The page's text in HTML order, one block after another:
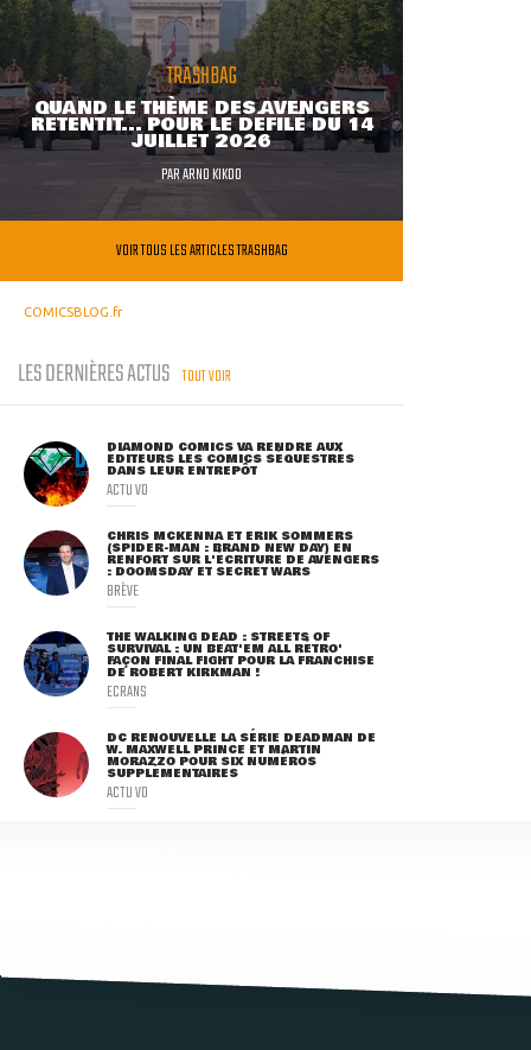
TRASHBAG
QUAND LE THÈME DES AVENGERS
RETENTIT... POUR LE DÉFILÉ DU 14
JUILLET 2026
PARARNO KIKOO
VOIR TOUS LES ARTICLES TRASHBAG
COMICSBLOG.fr
LES DERNIÈRES ACTUS TOUT VOIR
DIAMOND COMICS VA RENDRE AUX
ÉDITEURS LES COMICS SÉQUESTRÉS
DANS LEUR ENTREPÔT
ACTU VO
CHRIS MCKENNA ET ERIK SOMMERS
(SPIDER-MAN : BRAND NEW DAY) EN
RENFORT SUR L'ÉCRITURE DE AVENGERS
: DOOMSDAY ET SECRET WARS
BRÈVE
THE WALKING DEAD : STREETS OF
SURVIVAL : UN BEAT'EM ALL RÉTRO'
FAÇON FINAL FIGHT POUR LA FRANCHISE
DE ROBERT KIRKMAN !
ECRANS
DC RENOUVELLE LA SÉRIE DEADMAN DE
W. MAXWELL PRINCE ET MARTIN
MORAZZO POUR SIX NUMÉROS
SUPPLÉMENTAIRES
ACTU VO